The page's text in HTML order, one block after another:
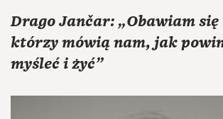
Drago Jančar: „Obawiam
którzy mówią nam, jak
myśleć i żyć”